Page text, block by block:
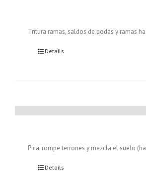
Tritura ramas, saldos de podas y ramas
Details
Pica, rompe terrones y mezcla el suelo
Details